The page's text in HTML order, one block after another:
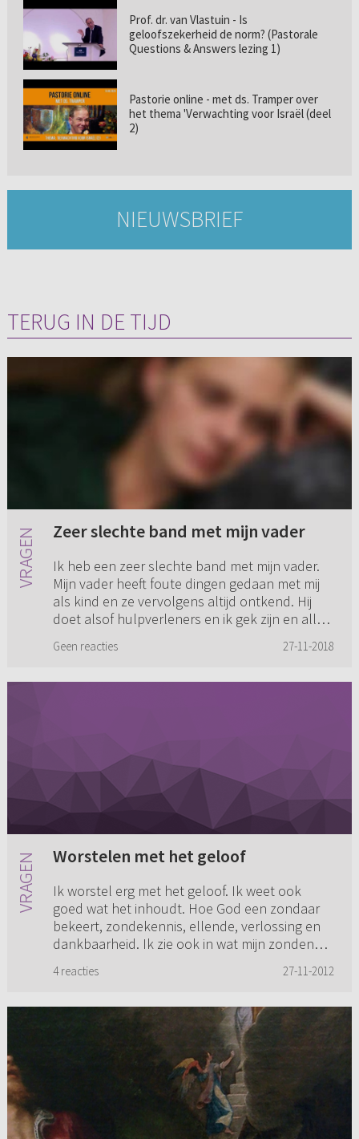
Prof. dr. van Vlastuin - Is
geloofszekerheid de norm? (Pastorale
Questions & Answers lezing 1)
Pastorie online - met ds. Tramper over
het thema 'Verwachting voor Israël (deel
2)
NIEUWSBRIEF
TERUG IN DE TIJD
Zeer slechte band met mijn vader
Ik heb een zeer slechte band met mijn vader.
Mijn vader heeft foute dingen gedaan met mij
als kind en ze vervolgens altijd ontkend. Hij
doet alsof hulpverleners en ik gek zijn en alles
Geen reacties 27-11-2018
Worstelen met het geloof
Ik worstel erg met het geloof. Ik weet ook
goed wat het inhoudt. Hoe God een zondaar
bekeert, zondekennis, ellende, verlossing en
dankbaarheid. Ik zie ook in wat mijn zonden
4 reacties 27-11-2012